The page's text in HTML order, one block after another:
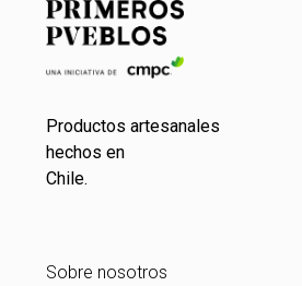
Productos artesanales
hechos en
Chile.
Sobre nosotros